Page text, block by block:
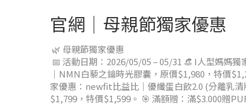
立坐下。
第二點：攝取足夠的蛋白質，譬如：雞蛋、豆腐、
比益比的蛋白飲，
官網｜母親節獨家優惠
🌿 母親節獨家優惠
📅 活動日期：2026/05/05 – 05/31 👒 I人型媽媽
｜NMN白藜之鑰時光膠囊，原價$1,980，特價
家優惠：newfit比益比｜優纖蛋白飲2.0 (分離乳
$1,799，特價$1,599。 ​🎯 滿額贈：滿$3.000贈